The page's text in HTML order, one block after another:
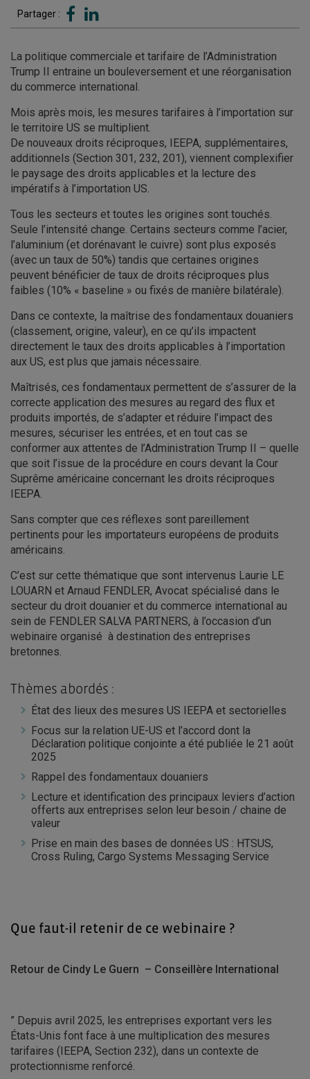
Partager :
La politique commerciale et tarifaire de l’Administration
Trump II entraine un bouleversement et une réorganisation
du commerce international.
Mois après mois, les mesures tarifaires à l’importation sur
le territoire US se multiplient.
De nouveaux droits réciproques, IEEPA, supplémentaires,
additionnels (Section 301, 232, 201), viennent complexifier
le paysage des droits applicables et la lecture des
impératifs à l’importation US.
Tous les secteurs et toutes les origines sont touchés.
Seule l’intensité change. Certains secteurs comme l’acier,
l’aluminium (et dorénavant le cuivre) sont plus exposés
(avec un taux de 50%) tandis que certaines origines
peuvent bénéficier de taux de droits réciproques plus
faibles (10% « baseline » ou fixés de manière bilatérale).
Dans ce contexte, la maîtrise des fondamentaux douaniers
(classement, origine, valeur), en ce qu’ils impactent
directement le taux des droits applicables à l’importation
aux US, est plus que jamais nécessaire.
Maîtrisés, ces fondamentaux permettent de s’assurer de la
correcte application des mesures au regard des flux et
produits importés, de s’adapter et réduire l’impact des
mesures, sécuriser les entrées, et en tout cas se
conformer aux attentes de l’Administration Trump II – quelle
que soit l’issue de la procédure en cours devant la Cour
Suprême américaine concernant les droits réciproques
IEEPA.
Sans compter que ces réflexes sont pareillement
pertinents pour les importateurs européens de produits
américains.
C’est sur cette thématique que sont intervenus Laurie LE
LOUARN et Arnaud FENDLER, Avocat spécialisé dans le
secteur du droit douanier et du commerce international au
sein de FENDLER SALVA PARTNERS, à l’occasion d’un
webinaire organisé à destination des entreprises
bretonnes.
Thèmes abordés :
État des lieux des mesures US IEEPA et sectorielles
Focus sur la relation UE-US et l’accord dont la
Déclaration politique conjointe a été publiée le 21 août
2025
Rappel des fondamentaux douaniers
Lecture et identification des principaux leviers d’action
offerts aux entreprises selon leur besoin / chaine de
valeur
Prise en main des bases de données US : HTSUS,
Cross Ruling, Cargo Systems Messaging Service
Que faut-il retenir de ce webinaire ?
Retour de Cindy Le Guern – Conseillère International
” Depuis avril 2025, les entreprises exportant vers les
États-Unis font face à une multiplication des mesures
tarifaires (IEEPA, Section 232), dans un contexte de
protectionnisme renforcé.